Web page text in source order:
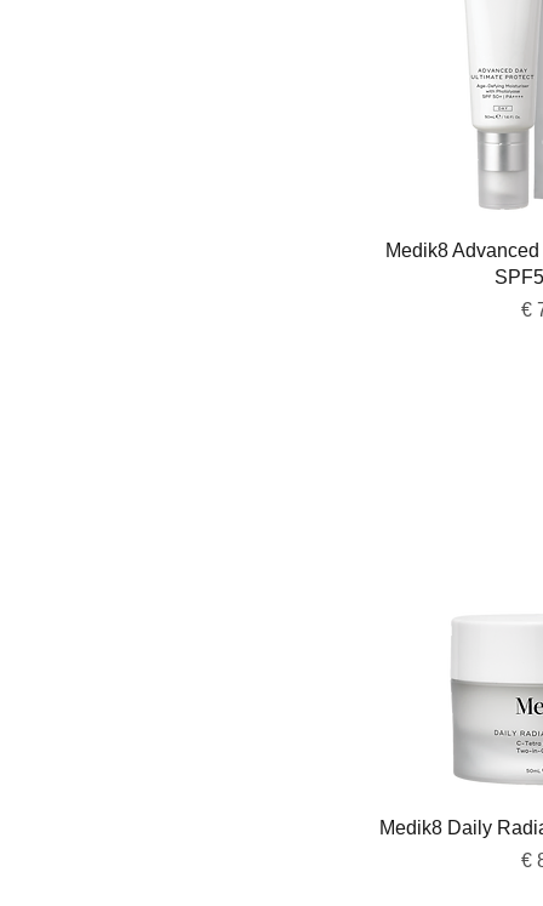
Snel
Medik8
€
Snel
Medik8 Daily
€